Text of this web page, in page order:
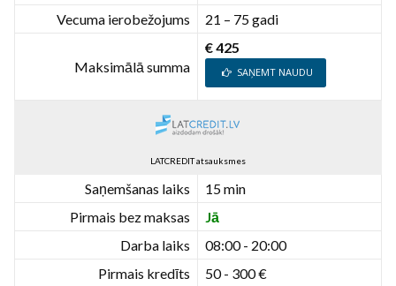
Vecuma ierobežojums
21 – 75 gadi
Maksimālā summa
€ 425
SAŅEMT NAUDU
LATCREDIT atsauksmes
Saņemšanas laiks
15 min
Pirmais bez maksas
Jā
Darba laiks
08:00 - 20:00
Pirmais kredīts
50 - 300 €